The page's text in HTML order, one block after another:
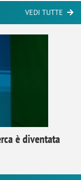
VEDI TUTTE
è diventata